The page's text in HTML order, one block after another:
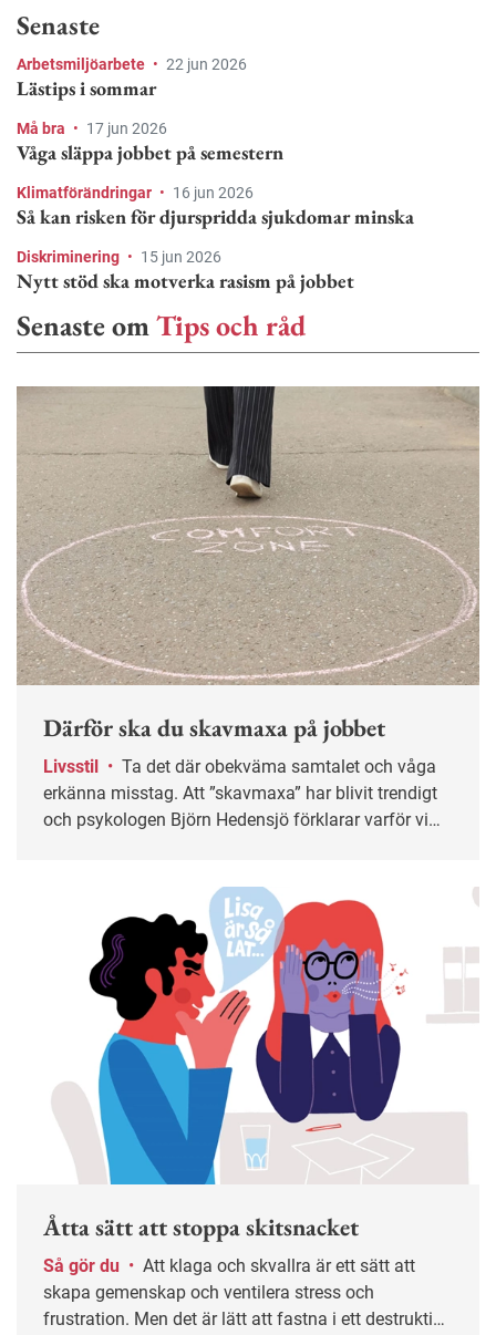
Senaste
Arbetsmiljöarbete • 22 jun 2026
Lästips i sommar
Må bra • 17 jun 2026
Våga släppa jobbet på semestern
Klimatförändringar • 16 jun 2026
Så kan risken för djurspridda sjukdomar minska
Diskriminering • 15 jun 2026
Nytt stöd ska motverka rasism på jobbet
Senaste omTips och råd
Därför ska du skavmaxa på jobbet
Livsstil •
erkänna misstag. Att ”skavmaxa” har blivit trendigt
och psykologen Björn Hedensjö förklarar varför vi
Åtta sätt att stoppa skitsnacket
Så gör du •
skapa gemenskap och ventilera stress och
frustration. Men det är lätt att fastna i ett destruktivt